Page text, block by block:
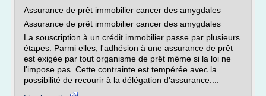
Assurance de prêt immobilier cancer des amygdales
Assurance de prêt immobilier cancer des amygdales
La souscription à un crédit immobilier passe par plusieurs
étapes. Parmi elles, l'adhésion à une assurance de prêt
est exigée par tout organisme de prêt même si la loi ne
l'impose pas. Cette contrainte est tempérée avec la
possibilité de recourir à la délégation d'assurance....